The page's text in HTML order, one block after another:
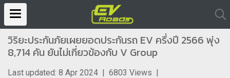
วิริยะประกันภัยเผยยอดประกันรถ EV ครึ่งปี 2566 พุ่ง
8,714 คัน ยันไม่เกี่ยวข้องกับ V Group
Last updated: 8 Apr 2024 | 6803 Views |